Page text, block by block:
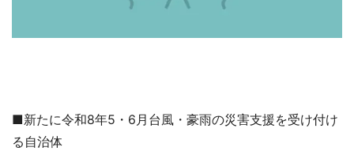
■新たに令和8年5・6月台風・豪雨の災害支援を受け付け
る自治体